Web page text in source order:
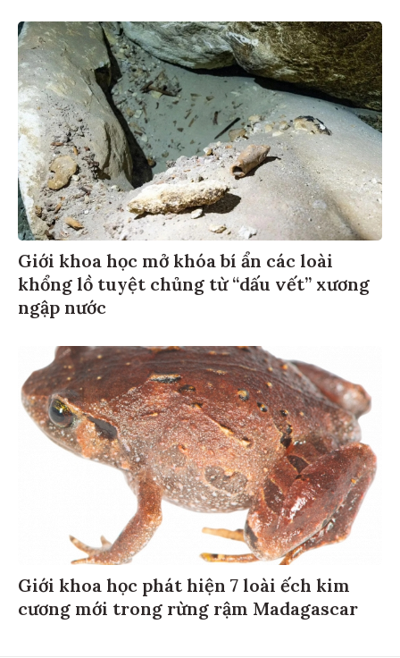
Giới khoa học mở khóa bí ẩn các loài
khổng lồ tuyệt chủng từ “dấu vết” xương
ngập nước
Giới khoa học phát hiện 7 loài ếch kim
cương mới trong rừng rậm Madagascar